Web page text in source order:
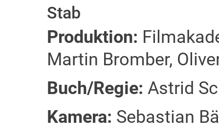
Stab
Produktion:
Martin Bromber,
Buch/Regie: Astrid
Kamera: Sebastian